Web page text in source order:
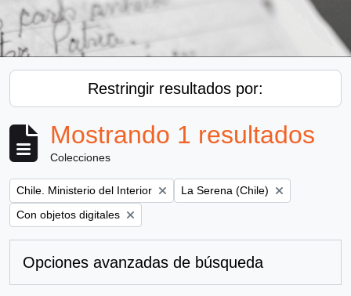
Restringir resultados por:
Mostrando 1 resultados
Colecciones
Remove filter:
Chile. Ministerio del Interior Remove filter:
La Serena (Chile)
Remove filter:
Con objetos digitales
Opciones avanzadas de búsqueda